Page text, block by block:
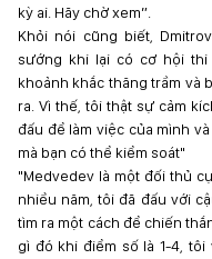
kỳ ai. Hãy chờ xem”.
Khỏi nói cũng biết,
sướng khi lại có cơ hội
khoảnh khắc thăng trầm và
ra. Vì thế, tôi thật sự cảm
đấu để làm việc của mình
mà bạn có thể kiểm soát"
"Medvedev là một đối thủ
nhiều năm, tôi đã đấu với
tìm ra một cách để chiến
gì đó khi điểm số là 1-4,